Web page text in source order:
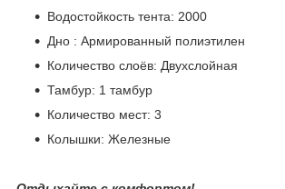
Водостойкость тента: 2000
Дно : Армированный полиэтилен
Количество слоёв: Двухслойная
Тамбур: 1 тамбур
Количество мест: 3
Колышки: Железные